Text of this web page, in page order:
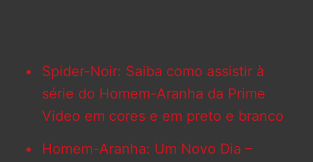
Spider-Noir: Saiba como assistir à
série do Homem-Aranha da Prime
Video em cores e em preto e branco
Homem-Aranha: Um Novo Dia –